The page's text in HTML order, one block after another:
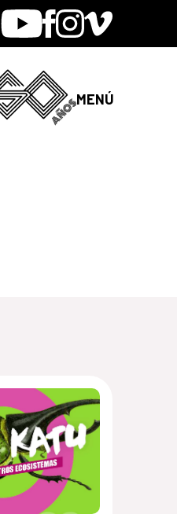
YoutubeFacebook
Instagram
Vimeo
MENÚ